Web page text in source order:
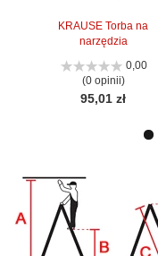
KRAUSE Torba na
narzędzia
0,00
(0 opinii)
95,01 zł